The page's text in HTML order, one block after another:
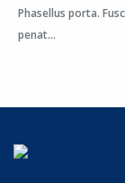
Phasellus porta.
penat...